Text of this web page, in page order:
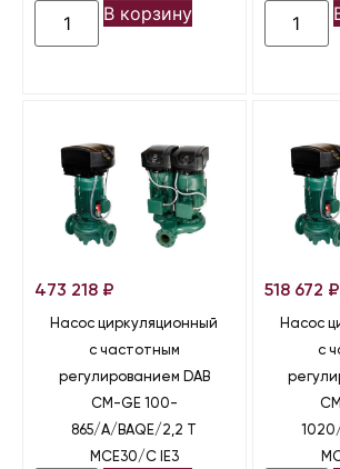
В корзину
473 218 ₽
Насос циркуляционный
с частотным
регулированием DAB
CM-GE 100-
865/A/BAQE/2,2 T
MCE30/C IE3
518 672 ₽
Насос
с